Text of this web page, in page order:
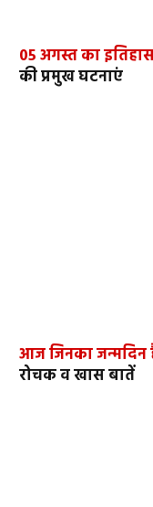
05 अगस्त का
की प्रमुख घटनाएं
आज जिनका जन्मदिन
रोचक व खास बातें